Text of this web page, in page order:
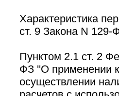
Характеристика
ст. 9 Закона N 129-
Пунктом 2.1 ст. 2
ФЗ ''О применении
осуществлении